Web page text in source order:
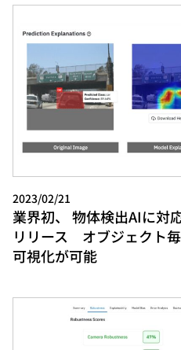
2023/02/21
業界初、 物体検出AIに対
リリース オブジェクト
可視化が可能